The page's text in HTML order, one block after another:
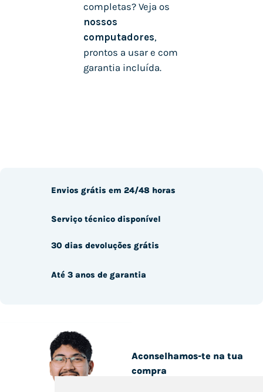
completas? Veja os
nossos
computadores,
prontos a usar e com
garantia incluída.
Aconselhamos-te na tua
compra
Envios grátis em 24/48 horas
Serviço técnico disponível
30 dias devoluções grátis
Até 3 anos de garantia